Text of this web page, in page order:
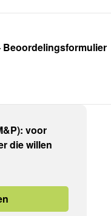
Beoordelingsformulier
voor
die willen